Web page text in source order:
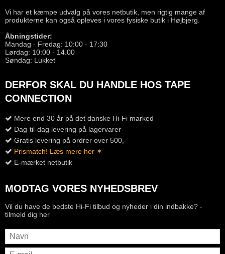
Vi har et kæmpe udvalg på vores netbutik, men rigtig mange af
produkterne kan også opleves i vores fysiske butik i Højbjerg.
Åbningstider:
Mandag - Fredag: 10:00 - 17:30
Lørdag: 10:00 - 14.00
Søndag: Lukket
DERFOR SKAL DU HANDLE HOS TAPE
CONNECTION
Mere end 30 år på det danske Hi-Fi marked
Dag-til-dag levering på lagervarer
Gratis levering på ordrer over 500,-
Prismatch! Læs mere her ✶
E-mærket netbutik
MODTAG VORES NYHEDSBREV
Vil du have de bedste Hi-Fi tilbud og nyheder i din indbakke? -
tilmeld dig her